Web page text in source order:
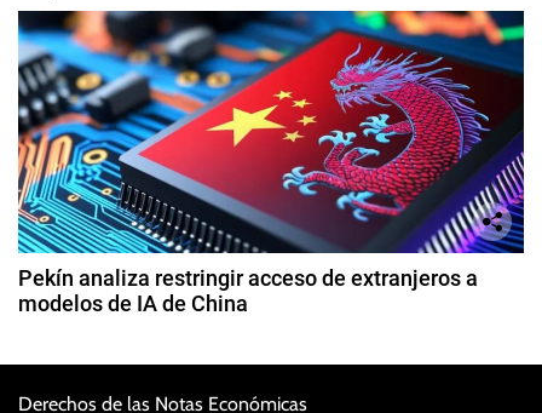
Pekín analiza restringir acceso de extranjeros a
modelos de IA de China
Derechos de las Notas Económicas